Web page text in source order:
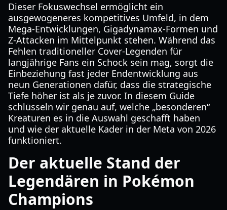
Dieser Fokuswechsel ermöglicht ein
ausgewogeneres kompetitives Umfeld, in dem
Mega-Entwicklungen, Gigadynamax-Formen und
Z-Attacken im Mittelpunkt stehen. Während das
Fehlen traditioneller Cover-Legenden für
langjährige Fans ein Schock sein mag, sorgt die
Einbeziehung fast jeder Endentwicklung aus
neun Generationen dafür, dass die strategische
Tiefe höher ist als je zuvor. In diesem Guide
schlüsseln wir genau auf, welche „besonderen“
Kreaturen es in die Auswahl geschafft haben
und wie der aktuelle Kader in der Meta von 2026
funktioniert.
Der aktuelle Stand der
Legendären in Pokémon
Champions